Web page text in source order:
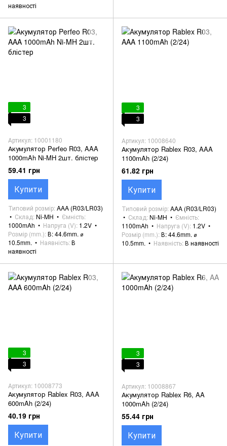
наявності
3
3
Артикул: 10001180
Акумулятор Perfeo R03, AAA
1000mAh Ni-MH 2шт. блістер
59.41 грн
Купити
Типовий розмір AAA (R03/LR03)
Склад Ni-MH
Ємність
1000mAh
Напруга (V) 1.2V
Розмір (mm.) В: 44.6mm. ⌀
10.5mm.
Наявність В
наявності
3
3
Артикул: 10008640
Акумулятор Rablex R03, AAA
1100mAh (2/24)
61.82 грн
Купити
Типовий розмір AAA (R03/LR03)
Склад Ni-MH
Ємність
1100mAh
Напруга (V) 1.2V
Розмір (mm.) В: 44.6mm. ⌀
10.5mm.
Наявність В наявності
3
3
Артикул: 10008773
Акумулятор Rablex R03, AAA
600mAh (2/24)
40.19 грн
Купити
3
3
Артикул: 10008867
Акумулятор Rablex R6, AA
1000mAh (2/24)
55.44 грн
Купити